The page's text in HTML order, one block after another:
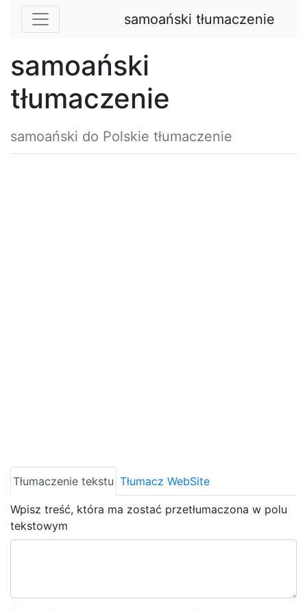
samoański tłumaczenie
samoański
tłumaczenie
samoański do Polskie tłumaczenie
Tłumaczenie tekstu Tłumacz WebSite
Wpisz treść, która ma zostać przetłumaczona w polu
tekstowym